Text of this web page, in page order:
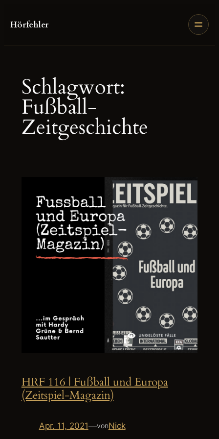
Inhalt
Hörfehler
Schlagwort:
Fußball-
Zeitgeschichte
HRF 116 | Fußball und Europa
(Zeitspiel-Magazin)
Apr. 11, 2021—vonNick